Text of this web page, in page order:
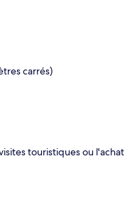
carrés)
touristiques ou l'achat